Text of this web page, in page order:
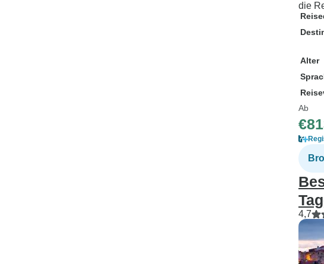
die
Alter
Ab
4,7